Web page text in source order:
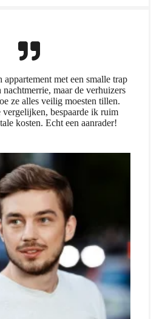
appartement met een smalle trap
nachtmerrie, maar de verhuizers
ze alles veilig moesten tillen.
bespaarde ik ruim
kosten. Echt een aanrader!